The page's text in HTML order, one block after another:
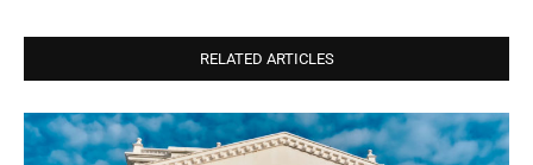
RELATED ARTICLES